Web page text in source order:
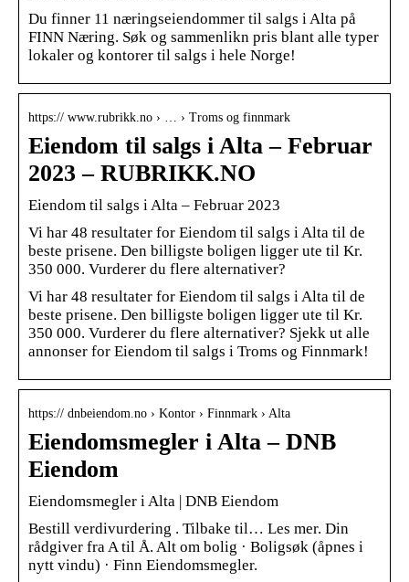
Du finner 11 næringseiendommer til salgs i Alta på
FINN Næring. Søk og sammenlikn pris blant alle typer
lokaler og kontorer til salgs i hele Norge!
https:// www.rubrikk.no › … › Troms og finnmark
Eiendom til salgs i Alta – Februar
2023 – RUBRIKK.NO
Eiendom til salgs i Alta – Februar 2023
Vi har 48 resultater for Eiendom til salgs i Alta til de
beste prisene. Den billigste boligen ligger ute til Kr.
350 000. Vurderer du flere alternativer?
Vi har 48 resultater for Eiendom til salgs i Alta til de
beste prisene. Den billigste boligen ligger ute til Kr.
350 000. Vurderer du flere alternativer? Sjekk ut alle
annonser for Eiendom til salgs i Troms og Finnmark!
https:// dnbeiendom.no › Kontor › Finnmark › Alta
Eiendomsmegler i Alta – DNB
Eiendom
Eiendomsmegler i Alta | DNB Eiendom
‌Bestill verdivurdering ‌. ‌Tilbake til… ‌Les mer. Din
rådgiver fra A til Å. Alt om bolig · Boligsøk (åpnes i
nytt vindu) · Finn Eiendomsmegler.